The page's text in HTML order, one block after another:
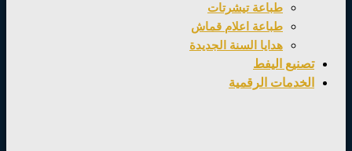
طباعة تيشرتات
طباعة اعلام قماش
هدايا السنة الجديدة
تصنيع اليفط
الخدمات الرقمية